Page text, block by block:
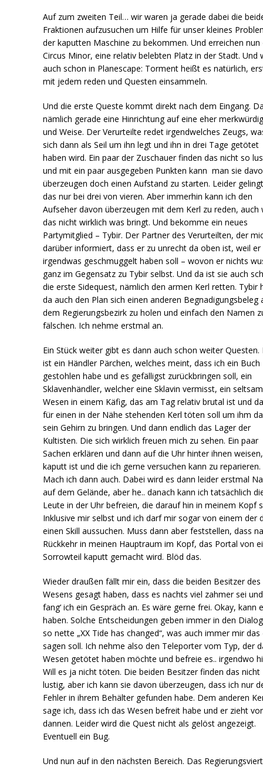
Auf zum zweiten Teil… wir waren ja gerade dabei die
Fraktionen aufzusuchen um Hilfe für unser kleines
der kaputten Maschine zu bekommen. Und erreichen nun
Circus Minor, eine relativ belebten Platz in der Stadt. Und
auch schon in Planescape: Torment heißt es natürlich,
mit jedem reden und Questen einsammeln.
Und die erste Queste kommt direkt nach dem Eingang.
nämlich gerade eine Hinrichtung auf eine eher
und Weise. Der Verurteilte redet irgendwelches Zeugs,
sich dann als Seil um ihn legt und ihn in drei Tage getötet
haben wird. Ein paar der Zuschauer finden das nicht so
und mit ein paar ausgegeben Punkten kann man sie
überzeugen doch einen Aufstand zu starten. Leider
das nur bei drei von vieren. Aber immerhin kann ich den
Aufseher davon überzeugen mit dem Kerl zu reden, auch
das nicht wirklich was bringt. Und bekomme ein neues
Partymitglied – Tybir. Der Partner des Verurteilten, der
darüber informiert, dass er zu unrecht da oben ist, weil er
irgendwas geschmuggelt haben soll – wovon er nichts
ganz im Gegensatz zu Tybir selbst. Und da ist sie auch
die erste Sidequest, nämlich den armen Kerl retten. Tybir
da auch den Plan sich einen anderen Begnadigungsbeleg
dem Regierungsbezirk zu holen und einfach den Namen
fälschen. Ich nehme erstmal an.
Ein Stück weiter gibt es dann auch schon weiter Questen.
ist ein Händler Pärchen, welches meint, dass ich ein Buch
gestohlen habe und es gefälligst zurückbringen soll, ein
Sklavenhändler, welcher eine Sklavin vermisst, ein
Wesen in einem Käfig, das am Tag relativ brutal ist und
für einen in der Nähe stehenden Kerl töten soll um ihm
sein Gehirn zu bringen. Und dann endlich das Lager der
Kultisten. Die sich wirklich freuen mich zu sehen. Ein paar
Sachen erklären und dann auf die Uhr hinter ihnen
kaputt ist und die ich gerne versuchen kann zu reparieren.
Mach ich dann auch. Dabei wird es dann leider erstmal
auf dem Gelände, aber he.. danach kann ich tatsächlich
Leute in der Uhr befreien, die darauf hin in meinem Kopf
Inklusive mir selbst und ich darf mir sogar von einem der
einen Skill aussuchen. Muss dann aber feststellen, dass
Rückkehr in meinen Hauptraum im Kopf, das Portal von
Sorrowteil kaputt gemacht wird. Blöd das.
Wieder draußen fällt mir ein, dass die beiden Besitzer des
Wesens gesagt haben, dass es nachts viel zahmer sei
fang‘ ich ein Gespräch an. Es wäre gerne frei. Okay, kann
haben. Solche Entscheidungen geben immer in den
so nette „XX Tide has changed“, was auch immer mir das
sagen soll. Ich nehme also den Teleporter vom Typ, der
Wesen getötet haben möchte und befreie es.. irgendwo
Will es ja nicht töten. Die beiden Besitzer finden das nicht
lustig, aber ich kann sie davon überzeugen, dass ich nur
Fehler in ihrem Behälter gefunden habe. Dem anderen
sage ich, dass ich das Wesen befreit habe und er zieht
dannen. Leider wird die Quest nicht als gelöst angezeigt.
Eventuell ein Bug.
Und nun auf in den nächsten Bereich. Das